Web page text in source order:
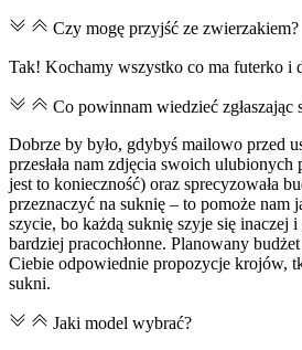
Czy mogę przyjść ze zwierzakiem?
Tak! Kochamy wszystko co ma futerko i
Co powinnam wiedzieć zgłaszając
Dobrze by było, gdybyś mailowo przed
przesłała nam zdjęcia swoich
jest to konieczność) oraz sprecyzowała
przeznaczyć na suknię – to pomoże nam
szycie, bo każdą suknię szyje się inaczej
bardziej pracochłonne. Planowany
Ciebie odpowiednie propozycje krojów,
sukni.
Jaki model wybrać?